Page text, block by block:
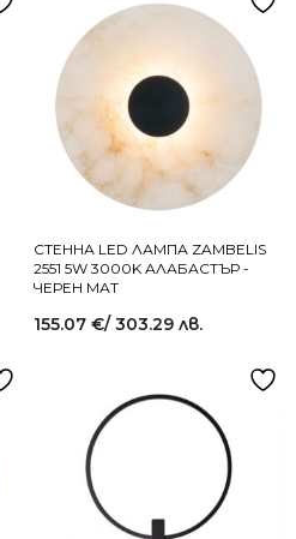
СТЕННА LED ЛАМПА ZAMBELIS
2551 5W 3000K АЛАБАСТЪР -
ЧЕРЕН МАТ
155.07 €/ 303.29 лв.